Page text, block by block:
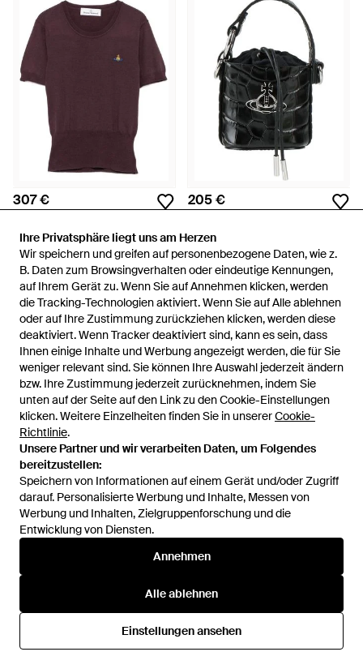
Ihre Privatsphäre liegt uns am Herzen
Wir speichern und greifen auf personenbezogene Daten, wie z.
B. Daten zum Browsingverhalten oder eindeutige Kennungen,
auf Ihrem Gerät zu. Wenn Sie auf Annehmen klicken, werden
die Tracking-Technologien aktiviert. Wenn Sie auf Alle ablehnen
oder auf Ihre Zustimmung zurückziehen klicken, werden diese
deaktiviert. Wenn Tracker deaktiviert sind, kann es sein, dass
Ihnen einige Inhalte und Werbung angezeigt werden, die für Sie
weniger relevant sind. Sie können Ihre Auswahl jederzeit ändern
bzw. Ihre Zustimmung jederzeit zurücknehmen, indem Sie
unten auf der Seite auf den Link zu den Cookie-Einstellungen
klicken. Weitere Einzelheiten finden Sie in unsererCookie-
Richtlinie.
Unsere Partner und wir verarbeiten Daten, um Folgendes
bereitzustellen:
Speichern von Informationen auf einem Gerät und/oder Zugriff
darauf. Personalisierte Werbung und Inhalte, Messen von
Werbung und Inhalten, Zielgruppenforschung und die
Entwicklung von Diensten.
Annehmen
Alle ablehnen
Einstellungen ansehen
Ihre Privatsphäre liegt uns am Herzen
Wir speichern und greifen auf personenbezogene Daten, wie z.
B. Daten zum Browsingverhalten oder eindeutige Kennungen,
auf Ihrem Gerät zu. Wenn Sie auf Annehmen klicken, werden
die Tracking-Technologien aktiviert. Wenn Sie auf Alle ablehnen
oder auf Ihre Zustimmung zurückziehen klicken, werden diese
deaktiviert. Wenn Tracker deaktiviert sind, kann es sein, dass
Ihnen einige Inhalte und Werbung angezeigt werden, die für Sie
weniger relevant sind. Sie können Ihre Auswahl jederzeit ändern
bzw. Ihre Zustimmung jederzeit zurücknehmen, indem Sie
unten auf der Seite auf den Link zu den Cookie-Einstellungen
klicken. Weitere Einzelheiten finden Sie in unsererCookie-
Richtlinie.
Unsere Partner und wir verarbeiten Daten, um Folgendes
bereitzustellen:
Speichern von Informationen auf einem Gerät und/oder Zugriff
darauf. Personalisierte Werbung und Inhalte, Messen von
Werbung und Inhalten, Zielgruppenforschung und die
Entwicklung von Diensten.
Annehmen
Alle ablehnen
Einstellungen ansehen
307 €
Bea Pullover Mit Orb-Stickerei -
LilaVonFARFETCH
205 €
Handtaschen - Schwarz
VonYOOX
135 €
Vivienne Westwood
Herzförmige Petra-Ohrringe
Mit Orb-Logo Und Kristallen -
VonGIGLIO.COM
1.834 €
Vivienne Westwood
Schultertasche Mit Logo-
Schild - Schwarz
VonFARFETCH